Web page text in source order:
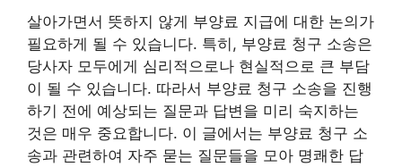
살아가면서 뜻하지 않게 부양료 지급에 대한 논의가
필요하게 될 수 있습니다. 특히, 부양료 청구 소송은
당사자 모두에게 심리적으로나 현실적으로 큰 부담
이 될 수 있습니다. 따라서 부양료 청구 소송을 진행
하기 전에 예상되는 질문과 답변을 미리 숙지하는
것은 매우 중요합니다. 이 글에서는 부양료 청구 소
송과 관련하여 자주 묻는 질문들을 모아 명쾌한 답